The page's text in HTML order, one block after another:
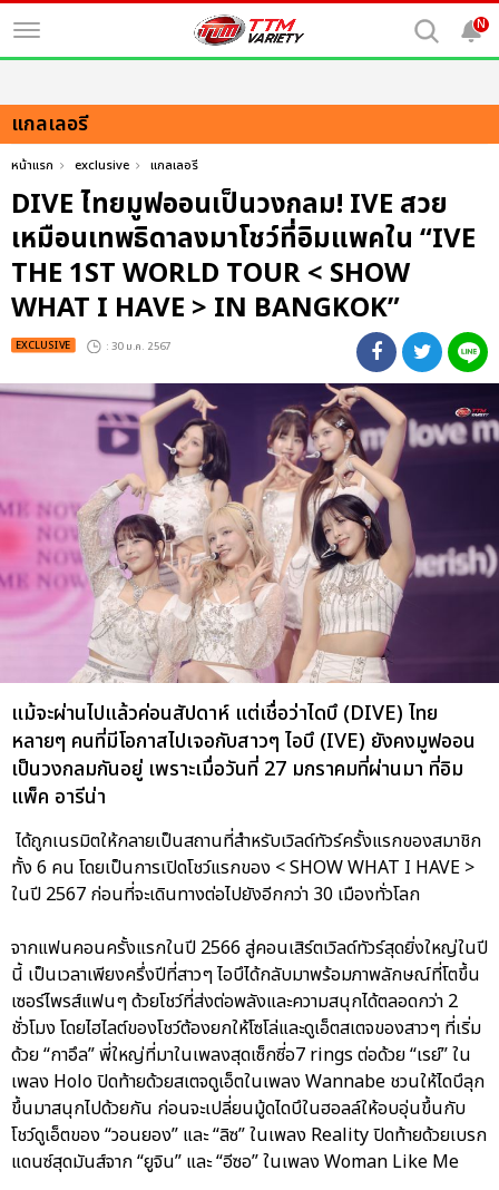
N
แกลเลอรี
หน้าแรก exclusive แกลเลอรี
DIVE ไทยมูฟออนเป็นวงกลม! IVE สวย
เหมือนเทพธิดาลงมาโชว์ที่อิมแพคใน “IVE
THE 1ST WORLD TOUR < SHOW
WHAT I HAVE > IN BANGKOK”
EXCLUSIVE : 30 ม.ค. 2567
แม้จะผ่านไปแล้วค่อนสัปดาห์ แต่เชื่อว่าไดบึ (DIVE) ไทย
หลายๆ คนที่มีโอกาสไปเจอกับสาวๆ ไอบึ (IVE) ยังคงมูฟออน
เป็นวงกลมกันอยู่ เพราะเมื่อวันที่ 27 มกราคมที่ผ่านมา ที่อิม
แพ็ค อารีน่า
ได้ถูกเนรมิตให้กลายเป็นสถานที่สำหรับเวิลด์ทัวร์ครั้งแรกของสมาชิก
ทั้ง 6 คน โดยเป็นการเปิดโชว์แรกของ < SHOW WHAT I HAVE >
ในปี 2567 ก่อนที่จะเดินทางต่อไปยังอีกกว่า 30 เมืองทั่วโลก
จากแฟนคอนครั้งแรกในปี 2566 สู่คอนเสิร์ตเวิลด์ทัวร์สุดยิ่งใหญ่ในปี
นี้ เป็นเวลาเพียงครึ่งปีที่สาวๆ ไอบึได้กลับมาพร้อมภาพลักษณ์ที่โตขึ้น
เซอร์ไพรส์แฟนๆ ด้วยโชว์ที่ส่งต่อพลังและความสนุกได้ตลอดกว่า 2
ชั่วโมง โดยไฮไลต์ของโชว์ต้องยกให้โซโล่และดูเอ็ตสเตจของสาวๆ ที่เริ่ม
ด้วย “กาอึล” พี่ใหญ่ที่มาในเพลงสุดเซ็กซี่อ7 rings ต่อด้วย “เรย์” ใน
เพลง Holo ปิดท้ายด้วยสเตจดูเอ็ตในเพลง Wannabe ชวนให้ไดบึลุก
ขึ้นมาสนุกไปด้วยกัน ก่อนจะเปลี่ยนมู้ดไดบึในฮอลล์ให้อบอุ่นขึ้นกับ
โชว์ดูเอ็ตของ “วอนยอง” และ “ลิซ” ในเพลง Reality ปิดท้ายด้วยเบรก
แดนซ์สุดมันส์จาก “ยูจิน” และ “อีซอ” ในเพลง Woman Like Me